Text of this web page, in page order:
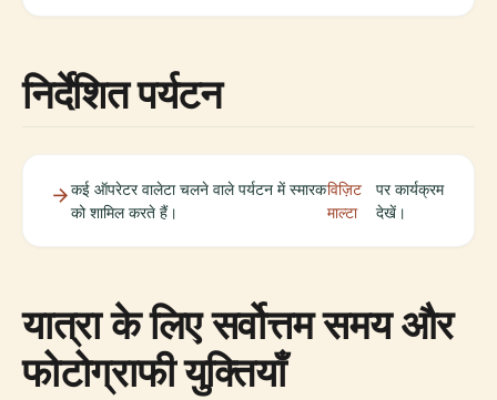
निर्देशित पर्यटन
कई ऑपरेटर वालेटा चलने वाले पर्यटन में स्मारक
को शामिल करते हैं।
विज़िट
माल्टा
पर कार्यक्रम
देखें।
यात्रा के लिए सर्वोत्तम समय और
फोटोग्राफी युक्तियाँ